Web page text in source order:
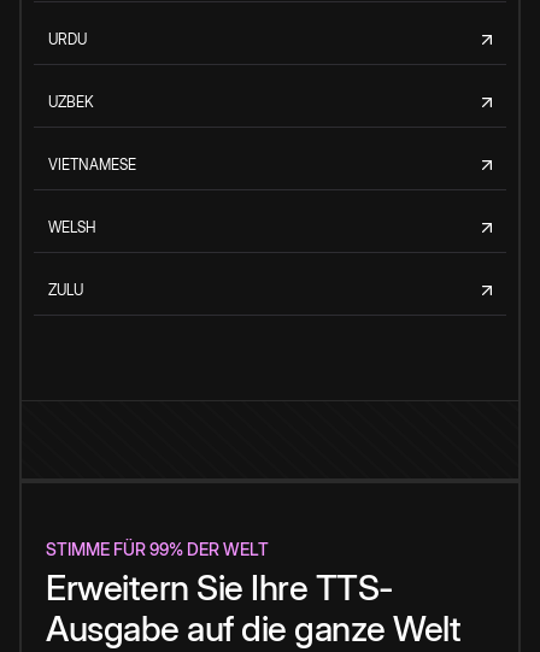
URDU
UZBEK
VIETNAMESE
WELSH
ZULU
STIMME FÜR 99% DER WELT
Erweitern Sie Ihre TTS-
Ausgabe auf die ganze Welt